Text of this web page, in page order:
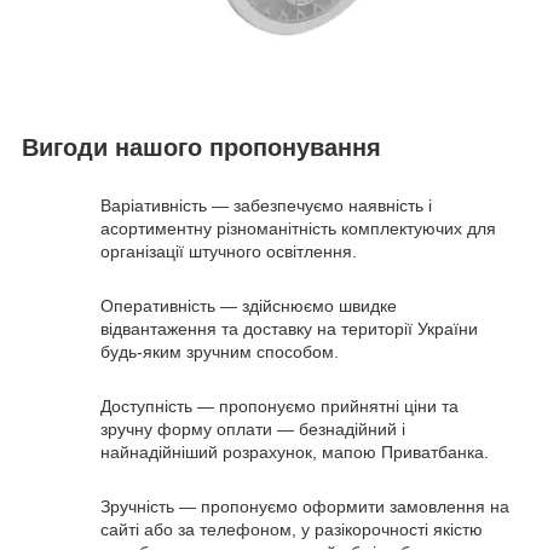
Вигоди нашого пропонування
Варіативність — забезпечуємо наявність і
асортиментну різноманітність комплектуючих для
організації штучного освітлення.
Оперативність — здійснюємо швидке
відвантаження та доставку на території України
будь-яким зручним способом.
Доступність — пропонуємо прийнятні ціни та
зручну форму оплати — безнадійний і
найнадійніший розрахунок, мапою Приватбанка.
Зручність — пропонуємо оформити замовлення на
сайті або за телефоном, у разікорочності якістю